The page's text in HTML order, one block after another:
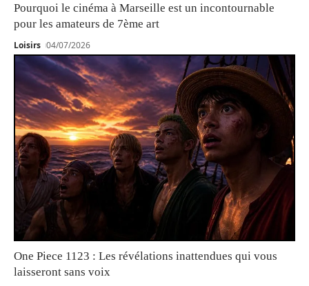
Pourquoi le cinéma à Marseille est un incontournable
pour les amateurs de 7ème art
Loisirs 04/07/2026
One Piece 1123 : Les révélations inattendues qui vous
laisseront sans voix